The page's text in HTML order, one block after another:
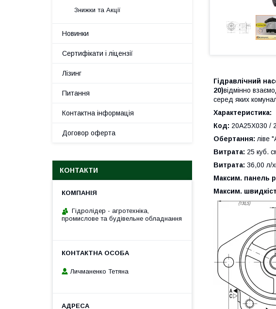
Гідравлічний
20)відмінно
серед яких
Характеристика:
Код: 20A25X030 /
Обертання:ліве
Витрата: 25 куб.
Витрата: 36,00 л/
Максим. панель
Максим.
Знижки та Акції
Новинки
Сертифікати і ліцензії
Лізинг
Питання
Контактна інформація
Договор оферта
КОНТАКТИ
Гідролідер - агротехніка,
промислове та будівельне обладнання
Личманенко Тетяна